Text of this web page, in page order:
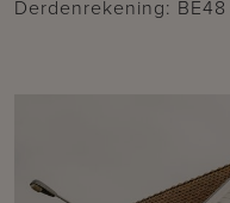
Derdenrekening: BE48